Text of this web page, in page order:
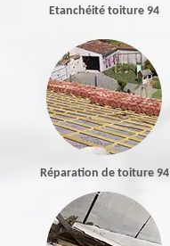
Etanchéité toiture 94
Réparation de toiture 94